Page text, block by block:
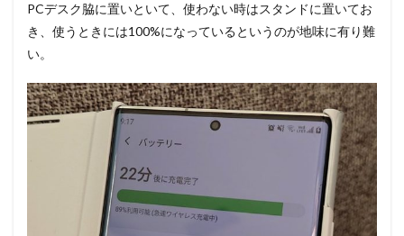
PCデスク脇に置いといて、使わない時はスタンドに置いてお
き、使うときには100%になっているというのが地味に有り難
い。